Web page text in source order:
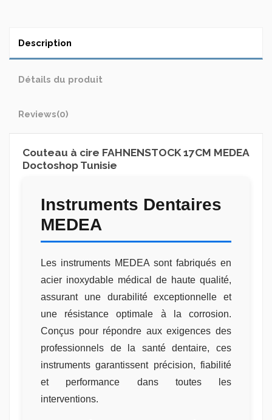
Description
Détails du produit
Reviews(0)
Couteau à cire FAHNENSTOCK 17CM MEDEA
Doctoshop Tunisie
Instruments Dentaires
MEDEA
Les instruments MEDEA sont fabriqués en
acier inoxydable médical de haute qualité,
assurant une durabilité exceptionnelle et
une résistance optimale à la corrosion.
Conçus pour répondre aux exigences des
professionnels de la santé dentaire, ces
instruments garantissent précision, fiabilité
et performance dans toutes les
interventions.